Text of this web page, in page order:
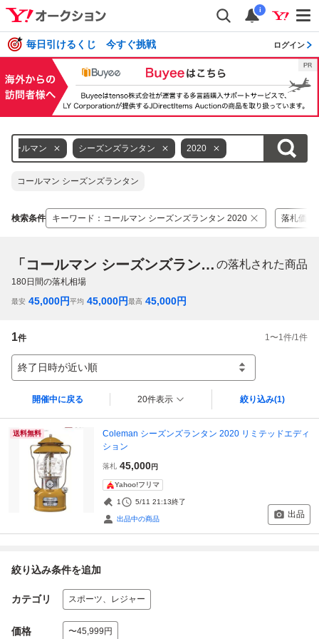
i
毎日引けるくじ 今すぐ挑戦 ログイン
コールマン シーズンズランタン 2020
コールマン シーズンズランタン
検索条件 キーワード ： コールマン シーズンズランタン 2020 落札価格
「コールマン シーズンズランタン 2020」 の落札された商品
180日間の落札相場
最安 45,000円平均 45,000円最高 45,000円
1件 1 〜1 件/1 件
終了日時が近い順
開催中に戻る 20件表示 絞り込み(1)
送料無料
Coleman シーズンズランタン 2020 リミテッドエディ
ション
落札 45,000円
Yahoo!フリマ
1 5/11 21:13終了
出品中の商品 出品
絞り込み条件を追加
カテゴリ スポーツ、レジャー
価格 〜45,999円